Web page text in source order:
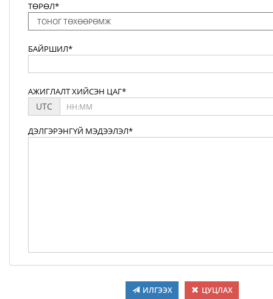
ТӨРӨЛ*
БАЙРШИЛ*
АЖИГЛАЛТ ХИЙСЭН ЦАГ*
UTC
ДЭЛГЭРЭНГҮЙ МЭДЭЭЛЭЛ*
ИЛГЭЭХ ЦУЦЛАХ